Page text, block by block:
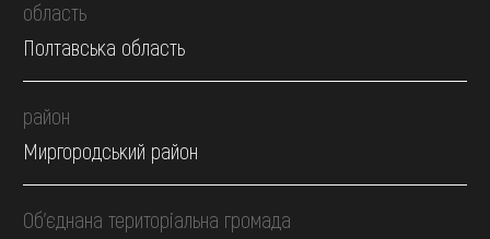
область
Полтавська область
район
Миргородський район
Об’єднана територіальна громада